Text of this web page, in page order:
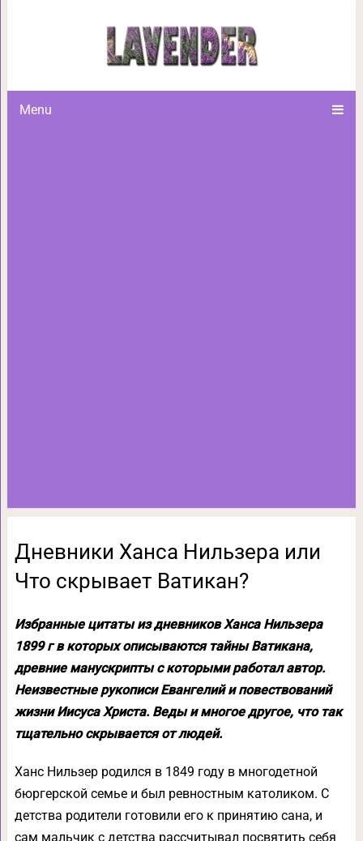
Menu
Дневники Ханса Нильзера
Дневники Ханса Нильзера или
Что скрывает Ватикан?
Избранные цитаты из дневников Ханса Нильзера
1899 г в которых описываются тайны Ватикана,
древние манускрипты с которыми работал автор.
Неизвестные рукописи Евангелий и повествований
жизни Иисуса Христа. Веды и многое другое, что так
тщательно скрывается от людей.
Ханс Нильзер родился в 1849 году в многодетной
бюргерской семье и был ревностным католиком. С
детства родители готовили его к принятию сана, и
сам мальчик с детства рассчитывал посвятить себя